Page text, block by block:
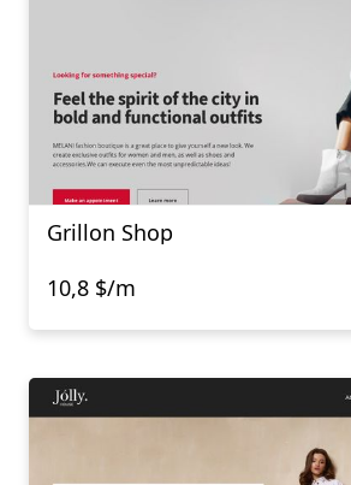
Grillon Shop
10,8 $/m